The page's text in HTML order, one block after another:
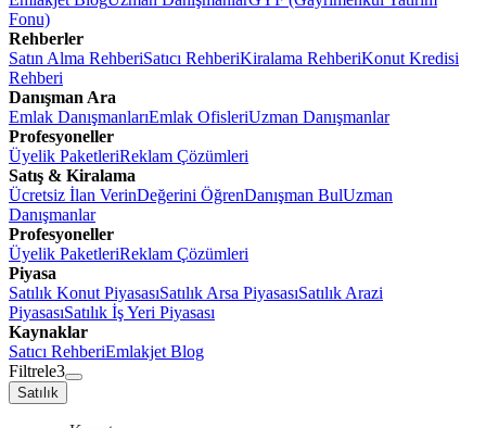
Fonu)
Rehberler
Satın Alma RehberiSatıcı RehberiKiralama RehberiKonut Kredisi
Rehberi
Danışman Ara
Emlak DanışmanlarıEmlak OfisleriUzman Danışmanlar
Profesyoneller
Üyelik PaketleriReklam Çözümleri
Satış & Kiralama
Ücretsiz İlan VerinDeğerini ÖğrenDanışman BulUzman
Danışmanlar
Profesyoneller
Üyelik PaketleriReklam Çözümleri
Piyasa
Satılık Konut PiyasasıSatılık Arsa PiyasasıSatılık Arazi
PiyasasıSatılık İş Yeri Piyasası
Kaynaklar
Satıcı RehberiEmlakjet Blog
Filtrele3
Satılık